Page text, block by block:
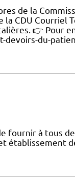
de la
CDU Courriel
👉 Pour
devoirs-du-
fournir à tous
établissement